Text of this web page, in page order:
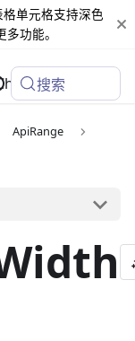
单元格支持深色
功能。
搜索
ApiRange